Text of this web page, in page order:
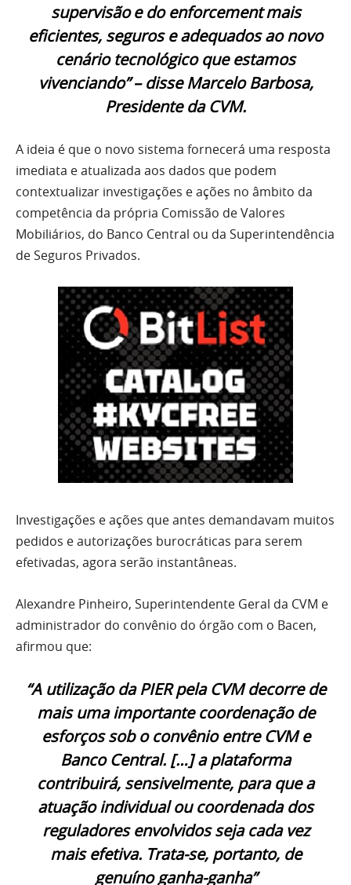
supervisão e do enforcement mais
eficientes, seguros e adequados ao novo
cenário tecnológico que estamos
vivenciando”– disse Marcelo Barbosa,
Presidente da CVM.
A ideia é que o novo sistema fornecerá uma resposta
imediata e atualizada aos dados que podem
contextualizar investigações e ações no âmbito da
competência da própria Comissão de Valores
Mobiliários, do Banco Central ou da Superintendência
de Seguros Privados.
Investigações e ações que antes demandavam muitos
pedidos e autorizações burocráticas para serem
efetivadas, agora serão instantâneas.
Alexandre Pinheiro, Superintendente Geral da CVM e
administrador do convênio do órgão com o Bacen,
afirmou que:
“A utilização da PIER pela CVM decorre de
mais uma importante coordenação de
esforços sob o convênio entre CVM e
Banco Central. […] a plataforma
contribuirá, sensivelmente, para que a
atuação individual ou coordenada dos
reguladores envolvidos seja cada vez
mais efetiva. Trata-se, portanto, de
genuíno ganha-ganha”